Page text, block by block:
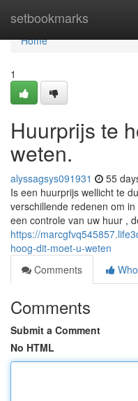
setbookmarks
Home
Home
1
Huurprijs te
weten.
alyssagsys091931 55
Is een huurprijs wellicht te
verschillende redenen om
een controle van uw huur ,
https://
hoog-dit-moet-u-weten
Comments
Comments
Submit a Comment
No HTML